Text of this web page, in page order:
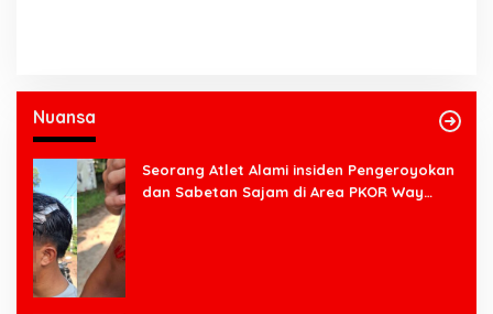
Nuansa
Seorang Atlet Alami insiden Pengeroyokan
dan Sabetan Sajam di Area PKOR Way